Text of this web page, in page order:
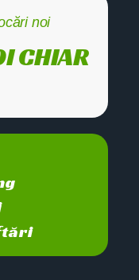
noi
CHIAR